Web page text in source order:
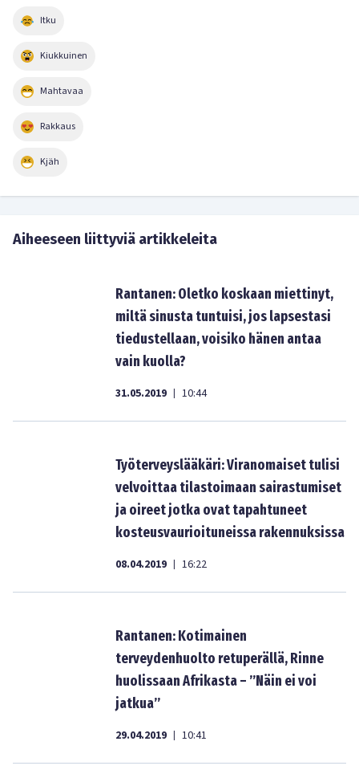
Itku
Kiukkuinen
Mahtavaa
Rakkaus
Kjäh
Aiheeseen liittyviä artikkeleita
Rantanen: Oletko koskaan miettinyt,
miltä sinusta tuntuisi, jos lapsestasi
tiedustellaan, voisiko hänen antaa
vain kuolla?
31.05.2019 | 10:44
Työterveyslääkäri: Viranomaiset tulisi
velvoittaa tilastoimaan sairastumiset
ja oireet jotka ovat tapahtuneet
kosteusvaurioituneissa rakennuksissa
08.04.2019 | 16:22
Rantanen: Kotimainen
terveydenhuolto retuperällä, Rinne
huolissaan Afrikasta – ”Näin ei voi
jatkua”
29.04.2019 | 10:41